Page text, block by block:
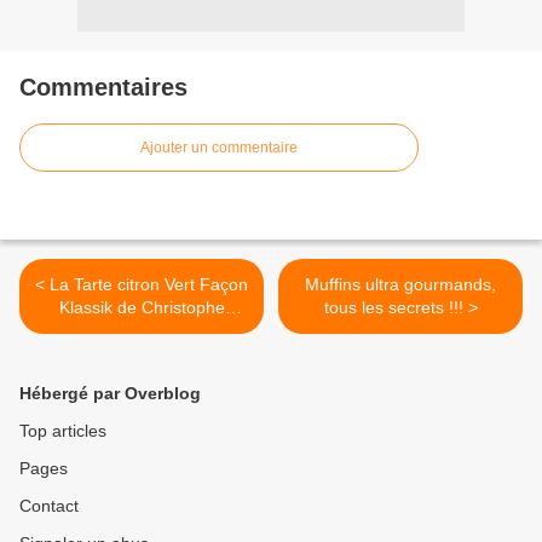
Commentaires
Ajouter un commentaire
< La Tarte citron Vert Façon
Klassik de Christophe
Michalak
Muffins ultra gourmands,
tous les secrets !!! >
Hébergé par Overblog
Top articles
Pages
Contact